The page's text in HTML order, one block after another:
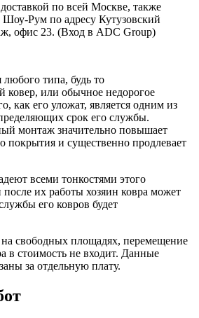
по всей Москве, также
Рум по адресу Кутузовский
офис 23. (Вход в ADC Group)
любого типа, будь то
ковер, или обычное недорогое
как его уложат, является одним из
срок его службы.
монтаж значительно повышает
покрытия и существенно продлевает
всеми тонкостями этого
после их работы хозяин ковра может
его ковров будет
на свободных площадях, перемещение
в стоимость не входит. Данные
за отдельную плату.